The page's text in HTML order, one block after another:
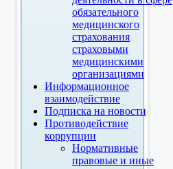
обязательного
медицинского
страхования
страховыми
медицинскими
организациями
Информационное
взаимодействие
Подписка на новости
Противодействие
коррупции
Нормативные
правовые и иные